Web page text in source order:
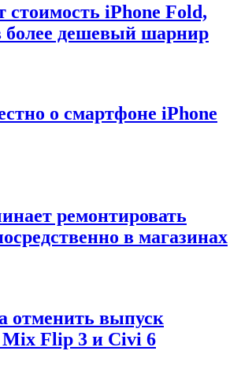
стоимость iPhone Fold,
более дешевый шарнир
о смартфоне iPhone
ремонтировать
в магазинах
отменить выпуск
Flip 3 и Civi 6